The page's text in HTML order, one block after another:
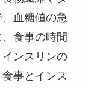
血糖値の急
食事の時間
ンスリンの
事とインス